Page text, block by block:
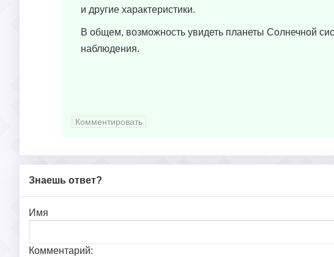
и другие характеристики.
В общем, возможность увидеть планеты Солнечной
наблюдения.
Комментировать
Знаешь ответ?
Имя
Комментарий: